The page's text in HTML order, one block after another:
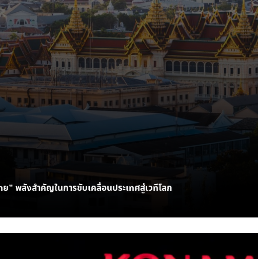
” พลังสำคัญในการขับเคลื่อนประเทศสู่เวทีโลก